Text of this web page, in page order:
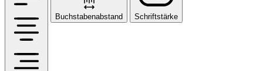
Buchstabenabstand Schriftstärke